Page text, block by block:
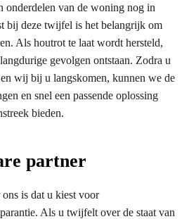
onderdelen van de woning nog in
bij deze twijfel is het belangrijk om
Als houtrot te laat wordt hersteld,
gevolgen ontstaan. Zodra u
wij bij u langskomen, kunnen we de
en snel een passende oplossing
bieden.
partner
is dat u kiest voor
Als u twijfelt over de staat van